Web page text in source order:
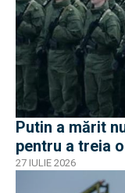
Putin a mărit
pentru a treia
27 IULIE 2026